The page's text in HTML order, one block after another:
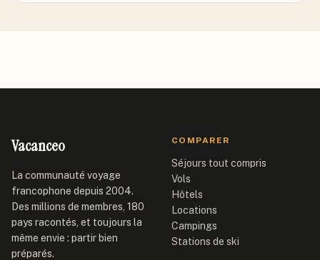
Vacanceo
La communauté voyage
francophone depuis 2004.
Des millions de membres, 180
pays racontés, et toujours la
même envie : partir bien
préparés.
COMPARER
Séjours tout compris
Vols
Hôtels
Locations
Campings
Stations de ski